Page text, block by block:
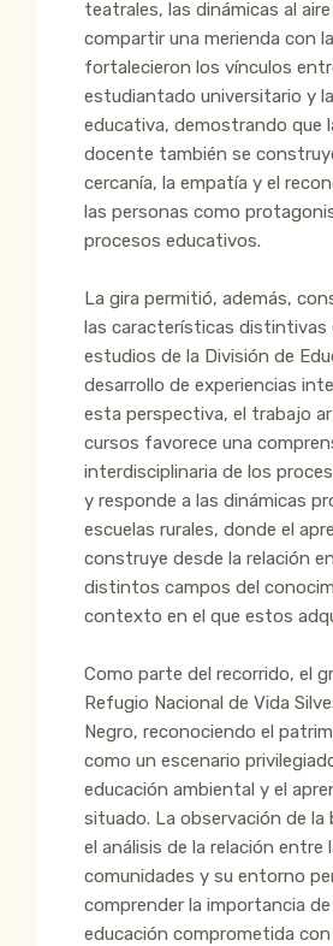
teatrales, las dinámicas al
compartir una merienda con
fortalecieron los vínculos
estudiantado universitario y
educativa, demostrando que
docente también se
cercanía, la empatía y el
las personas como
procesos educativos.
La gira permitió, además,
las características distintivas
estudios de la División de
desarrollo de experiencias
esta perspectiva, el trabajo
cursos favorece una
interdisciplinaria de los
y responde a las dinámicas
escuelas rurales, donde el
construye desde la relación
distintos campos del
contexto en el que estos
Como parte del recorrido, el
Refugio Nacional de Vida
Negro, reconociendo el
como un escenario
educación ambiental y el
situado. La observación de la
el análisis de la relación entre
comunidades y su entorno
comprender la importancia
educación comprometida con